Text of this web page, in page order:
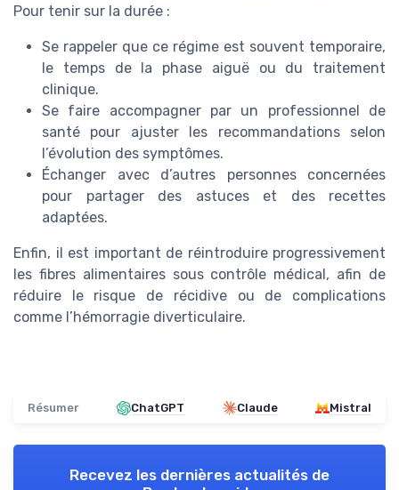
Pour tenir sur la durée :
Se rappeler que ce régime est souvent temporaire,
le temps de la phase aiguë ou du traitement
clinique.
Se faire accompagner par un professionnel de
santé pour ajuster les recommandations selon
l’évolution des symptômes.
Échanger avec d’autres personnes concernées
pour partager des astuces et des recettes
adaptées.
Enfin, il est important de réintroduire progressivement
les fibres alimentaires sous contrôle médical, afin de
réduire le risque de récidive ou de complications
comme l’hémorragie diverticulaire.
Résumer ChatGPT Claude Mistral
Recevez les dernières actualités de